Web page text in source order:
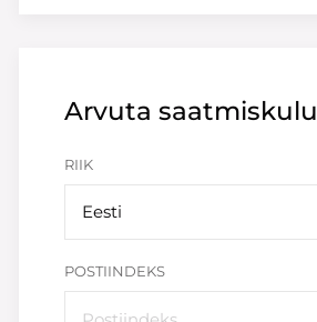
Arvuta saatmiskulu
RIIK
Eesti
POSTIINDEKS